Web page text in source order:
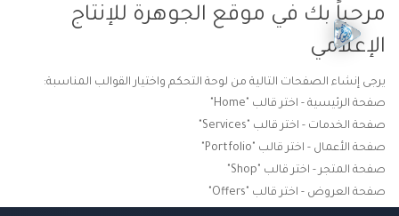
مرحباً بك في موقع الجوهرة للإنتاج
الإعلامي
يرجى إنشاء الصفحات التالية من لوحة التحكم واختيار القوالب المناسبة:
صفحة الرئيسية - اختر قالب "Home"
صفحة الخدمات - اختر قالب "Services"
صفحة الأعمال - اختر قالب "Portfolio"
صفحة المتجر - اختر قالب "Shop"
صفحة العروض - اختر قالب "Offers"